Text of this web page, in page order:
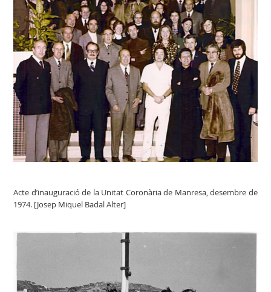
Acte d’inauguració de la Unitat Coronària de Manresa, desembre de
1974. [Josep Miquel Badal Alter]